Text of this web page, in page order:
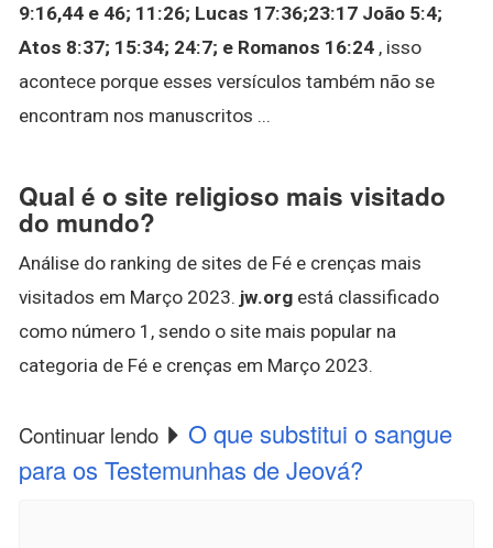
9:16,44 e 46; 11:26; Lucas 17:36;23:17 João 5:4;
Atos 8:37; 15:34; 24:7; e Romanos 16:24 , isso
acontece porque esses versículos também não se
encontram nos manuscritos ...
Qual é o site religioso mais visitado
do mundo?
Análise do ranking de sites de Fé e crenças mais
visitados em Março 2023. jw.org está classificado
como número 1, sendo o site mais popular na
categoria de Fé e crenças em Março 2023.
Continuar lendo
O que substitui o sangue
para os Testemunhas de Jeová?